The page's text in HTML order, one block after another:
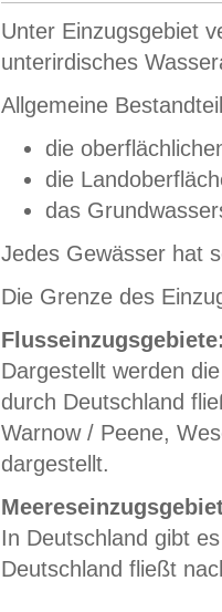
Unter Einzugsgebiet
unterirdisches
Allgemeine
die
die
das
Jedes Gewässer hat
Die Grenze des
Dargestellt werden
durch Deutschland
Warnow / Peene,
dargestellt.
In Deutschland gibt
Deutschland fließt